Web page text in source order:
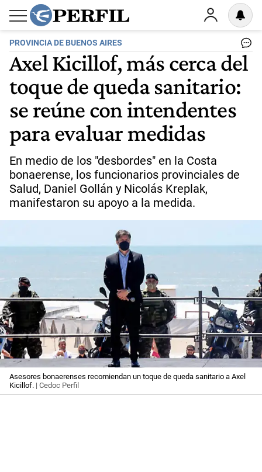
PROVINCIA DE BUENOS AIRES
Axel Kicillof, más cerca del
toque de queda sanitario:
se reúne con intendentes
para evaluar medidas
En medio de los "desbordes" en la Costa
bonaerense, los funcionarios provinciales de
Salud, Daniel Gollán y Nicolás Kreplak,
manifestaron su apoyo a la medida.
Asesores bonaerenses recomiendan un toque de queda sanitario a Axel
Kicillof. | Cedoc Perfil